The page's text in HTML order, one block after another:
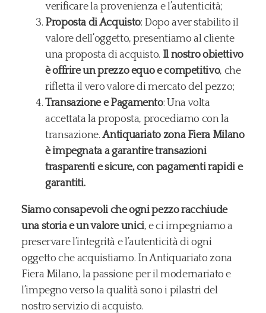
verificare la provenienza e l’autenticità;
Proposta di Acquisto: Dopo aver stabilito il
valore dell’oggetto, presentiamo al cliente
una proposta di acquisto. Il nostro obiettivo
è offrire un prezzo equo e competitivo, che
rifletta il vero valore di mercato del pezzo;
Transazione e Pagamento: Una volta
accettata la proposta, procediamo con la
transazione.Antiquariato zona Fiera Milano
è impegnata a garantire transazioni
trasparenti e sicure, con pagamenti rapidi e
garantiti.
Siamo consapevoli che ogni pezzo racchiude
una storia e un valore unici, e ci impegniamo a
preservare l’integrità e l’autenticità di ogni
oggetto che acquistiamo. In Antiquariato zona
Fiera Milano, la passione per il modernariato e
l’impegno verso la qualità sono i pilastri del
nostro servizio di acquisto.